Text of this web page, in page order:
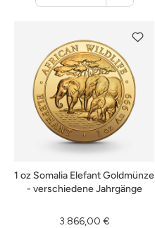
Warenkorb
1 oz Somalia Elefant Goldmünze
- verschiedene Jahrgänge
3.866,00 €